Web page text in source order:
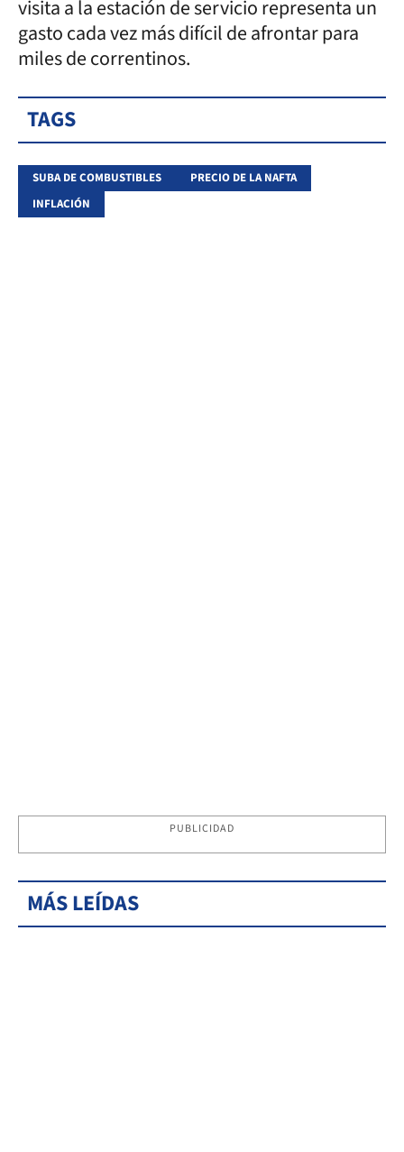
visita a la estación de servicio representa un
gasto cada vez más difícil de afrontar para
miles de correntinos.
TAGS
SUBA DE COMBUSTIBLES
PRECIO DE LA NAFTA
INFLACIÓN
PUBLICIDAD
MÁS LEÍDAS